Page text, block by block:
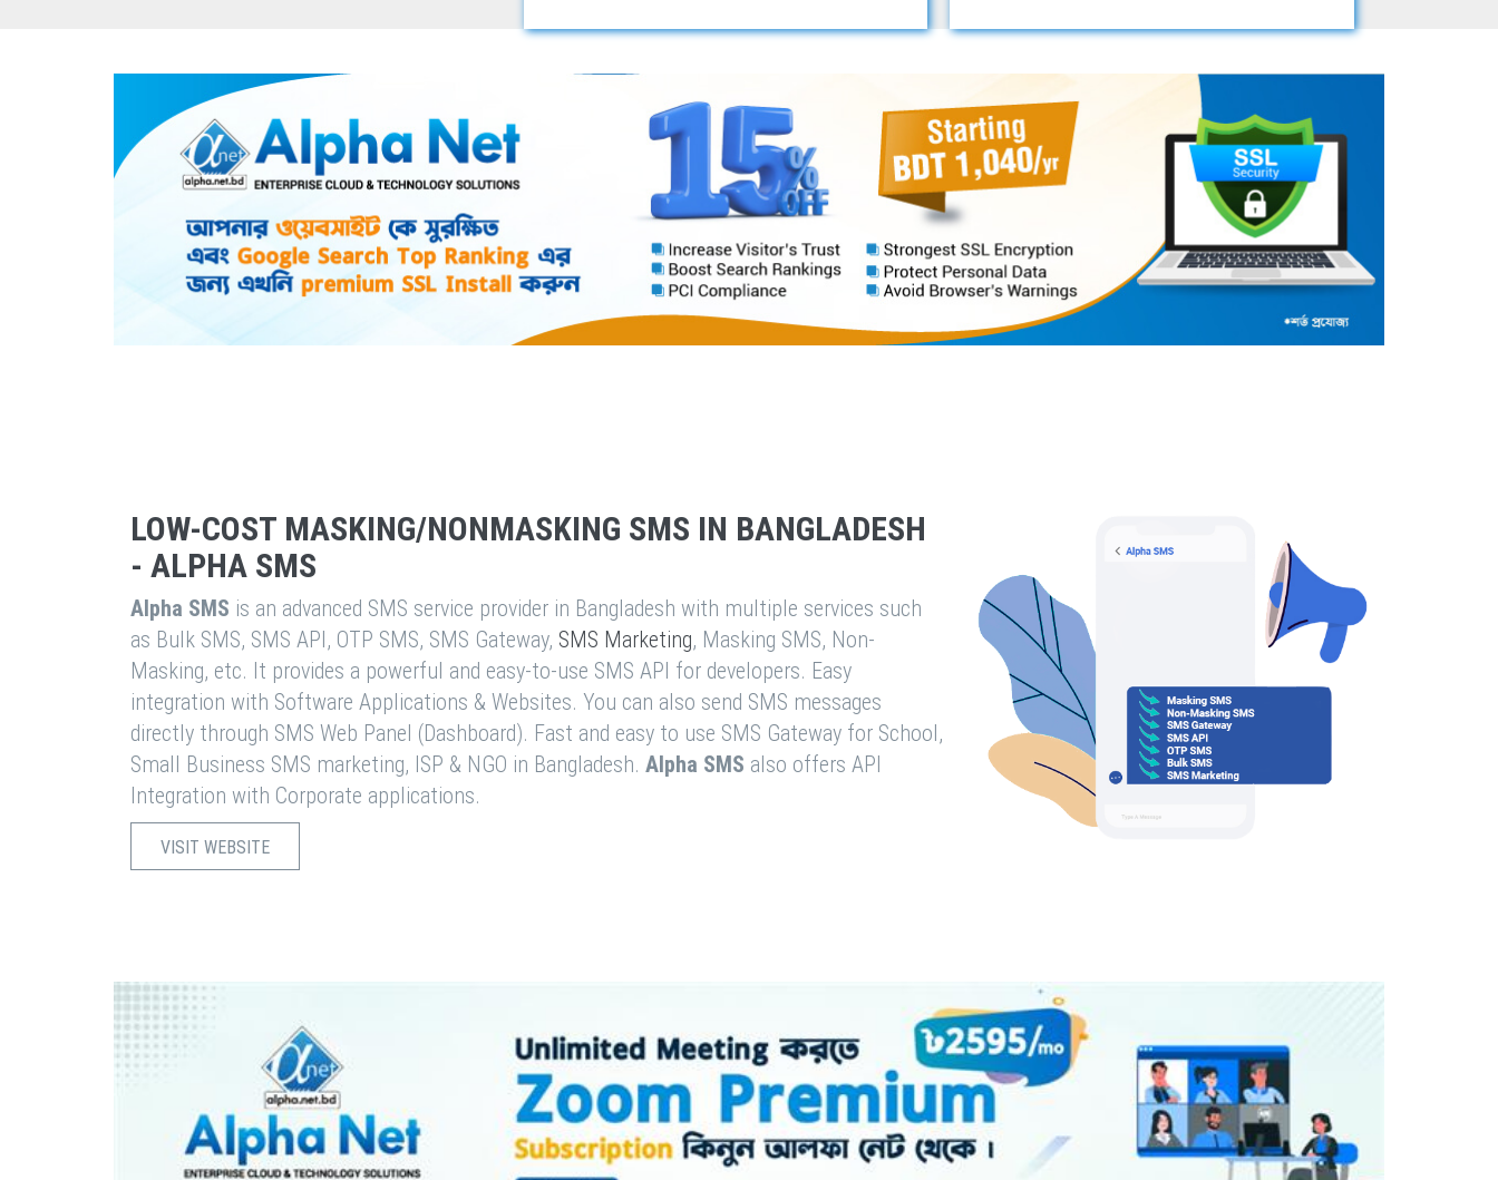
LOW-COST MASKING/NONMASKING SMS IN BANGLADESH
- ALPHA SMS
Alpha SMS is an advanced SMS service provider in Bangladesh with multiple services such
as Bulk SMS, SMS API, OTP SMS, SMS Gateway, SMS Marketing, Masking SMS, Non-
Masking, etc. It provides a powerful and easy-to-use SMS API for developers. Easy
integration with Software Applications & Websites. You can also send SMS messages
directly through SMS Web Panel (Dashboard). Fast and easy to use SMS Gateway for School,
Small Business SMS marketing, ISP & NGO in Bangladesh. Alpha SMS also offers API
Integration with Corporate applications.
VISIT WEBSITE